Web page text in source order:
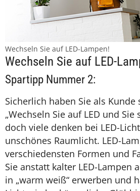
Wechseln Sie auf LED-Lampen!
Wechseln Sie auf LED-
Spartipp Nummer 2:
Sicherlich haben Sie als
„Wechseln Sie auf LED und Sie
doch viele denken bei LED-
unschönes Raumlicht. LED-
verschiedensten Formen und
Sie anstatt kalter LED-Lampen
in „warm weiß“ erwerben und